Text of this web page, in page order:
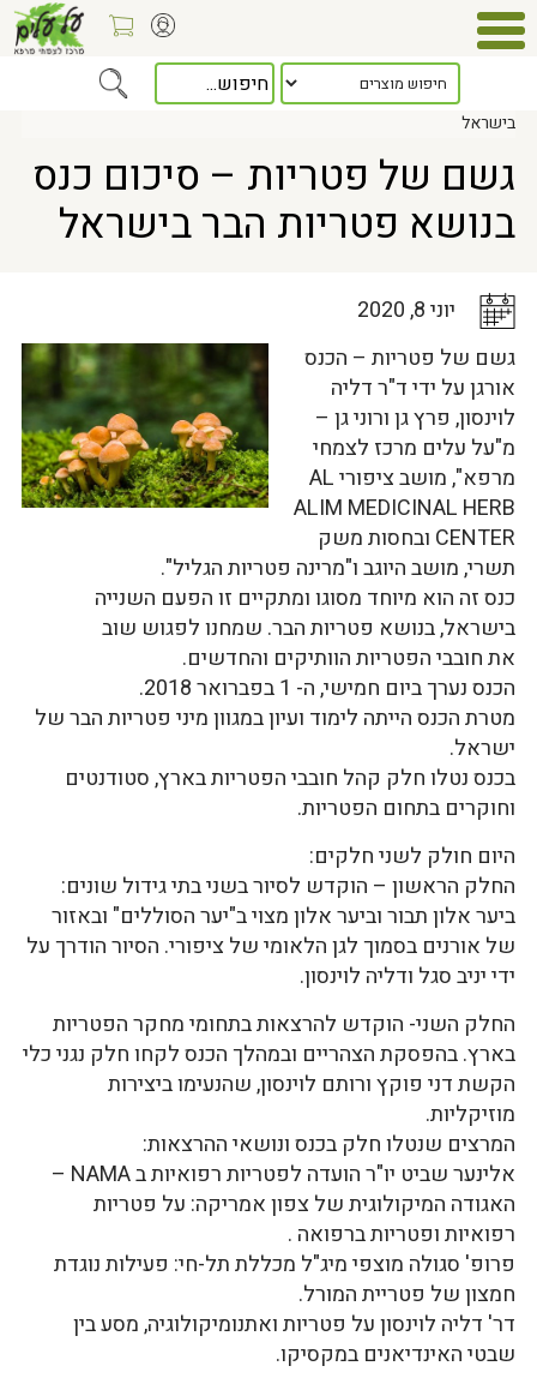
כלל המאמרים> גשם של פטריות – סיכום כנס בנושא פטריות הבר
בישראל
גשם של פטריות – סיכום כנס
בנושא פטריות הבר בישראל
יוני 8, 2020
גשם של פטריות – הכנס
אורגן על ידי ד"ר דליה
לוינסון, פרץ גן ורוני גן –
מ"על עלים מרכז לצמחי
מרפא", מושב ציפורי AL
ALIM MEDICINAL HERB
CENTER ובחסות משק
תשרי, מושב היוגב ו"מרינה פטריות הגליל".
כנס זה הוא מיוחד מסוגו ומתקיים זו הפעם השנייה
בישראל, בנושא פטריות הבר. שמחנו לפגוש שוב
את חובבי הפטריות הוותיקים והחדשים.
הכנס נערך ביום חמישי, ה- 1 בפברואר 2018.
מטרת הכנס הייתה לימוד ועיון במגוון מיני פטריות הבר של
ישראל.
בכנס נטלו חלק קהל חובבי הפטריות בארץ, סטודנטים
וחוקרים בתחום הפטריות.
היום חולק לשני חלקים:
החלק הראשון – הוקדש לסיור בשני בתי גידול שונים:
ביער אלון תבור וביער אלון מצוי ב"יער הסוללים" ובאזור
של אורנים בסמוך לגן הלאומי של ציפורי. הסיור הודרך על
ידי יניב סגל ודליה לוינסון.
החלק השני- הוקדש להרצאות בתחומי מחקר הפטריות
בארץ. בהפסקת הצהריים ובמהלך הכנס לקחו חלק נגני כלי
הקשת דני פוקץ ורותם לוינסון, שהנעימו ביצירות
מוזיקליות.
המרצים שנטלו חלק בכנס ונושאי ההרצאות:
אלינער שביט יו"ר הועדה לפטריות רפואיות ב NAMA –
האגודה המיקולוגית של צפון אמריקה: על פטריות
רפואיות ופטריות ברפואה .
פרופ' סגולה מוצפי מיג"ל מכללת תל-חי: פעילות נוגדת
חמצון של פטריית המורל.
דר' דליה לוינסון על פטריות ואתנומיקולוגיה, מסע בין
שבטי האינדיאנים במקסיקו.